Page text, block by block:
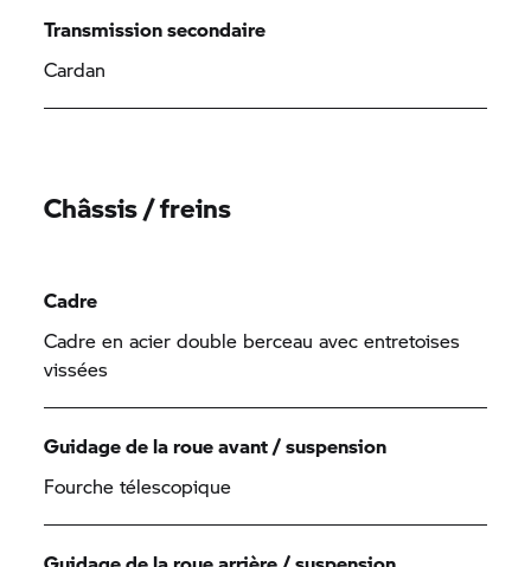
Transmission secondaire
Cardan
Châssis / freins
Cadre
Cadre en acier double berceau avec entretoises
vissées
Guidage de la roue avant / suspension
Fourche télescopique